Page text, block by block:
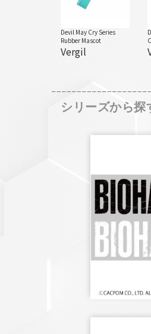
Devil May Cry Series
Rubber Mascot
Vergil
シリーズから探